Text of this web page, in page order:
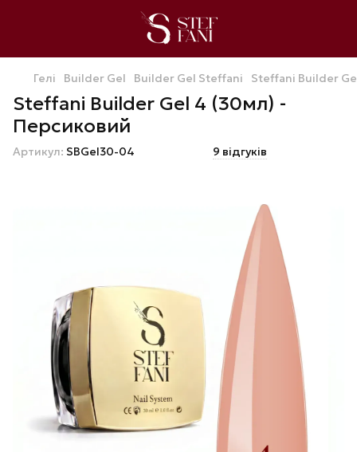
Гелі Builder Gel Builder Gel Steffani Steffani Builder
Steffani Builder Gel 4 (30мл) -
Персиковий
Артикул: SBGel30-04 9 відгуків